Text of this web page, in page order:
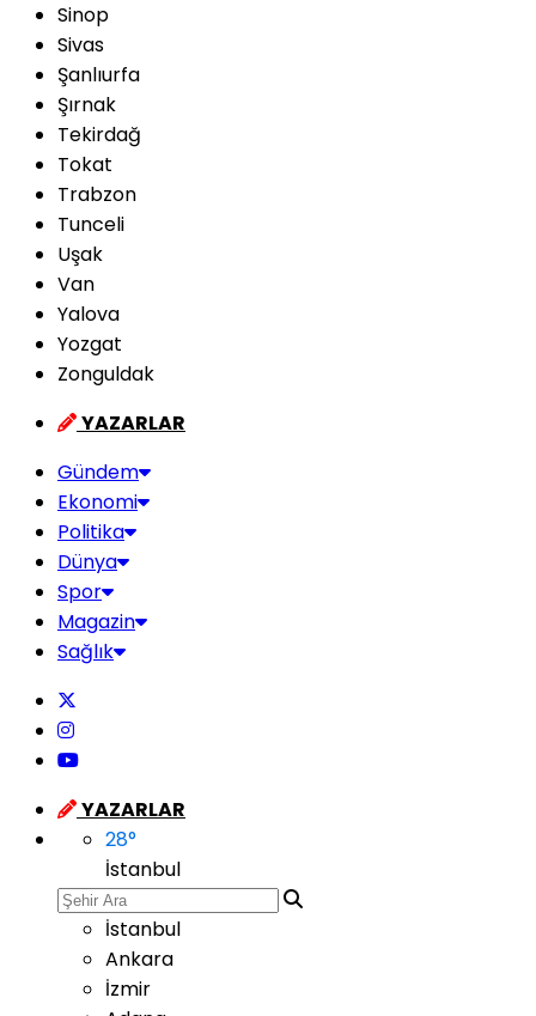
Sinop
Sivas
Şanlıurfa
Şırnak
Tekirdağ
Tokat
Trabzon
Tunceli
Uşak
Van
Yalova
Yozgat
Zonguldak
YAZARLAR
Gündem
Ekonomi
Politika
Dünya
Spor
Magazin
Sağlık
YAZARLAR
28°
İstanbul
İstanbul
Ankara
İzmir